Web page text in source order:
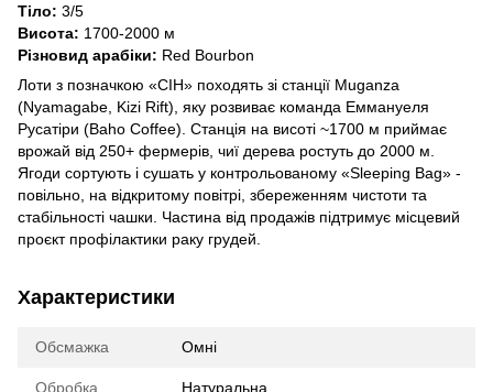
Тіло: 3/5
Висота: 1700-2000 м
Різновид арабіки: Red Bourbon
Лоти з позначкою «CIH» походять зі станції Muganza
(Nyamagabe, Kizi Rift), яку розвиває команда Еммануеля
Русатіри (Baho Coffee). Станція на висоті ~1700 м приймає
врожай від 250+ фермерів, чиї дерева ростуть до 2000 м.
Ягоди сортують і сушать у контрольованому «Sleeping Bag» -
повільно, на відкритому повітрі, збереженням чистоти та
стабільності чашки. Частина від продажів підтримує місцевий
проєкт профілактики раку грудей.
Характеристики
Обсмажка Омні
Обробка Натуральна